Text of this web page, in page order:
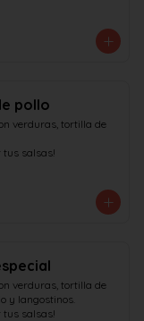
pollo
verduras, tortilla de
tus salsas!
verduras, tortilla de
y langostinos.
tus salsas!